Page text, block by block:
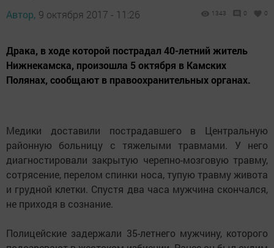
Автор, 9 октября 2017 - 11:26 1343 0 0
Драка, в ходе которой пострадал 40-летний житель
Нижнекамска, произошла 5 октября в Камских
Полянах, сообщают в правоохранительных органах.
Медики доставили пострадавшего в Центральную
районную больницу с тяжелыми травмами. У него
диагностировали закрытую черепно-мозговую травму,
сотрясение, перелом спинки носа, тупую травму живота
и грудной клетки. Спустя два часа мужчина скончался,
не приходя в сознание.
Полицейские задержали 35-летнего мужчину, которого